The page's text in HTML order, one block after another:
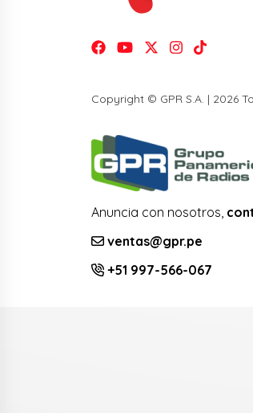
Copyright © GPR S.A. | 2026
Anuncia con nosotros,
ventas@gpr.pe
+51 997-566-067